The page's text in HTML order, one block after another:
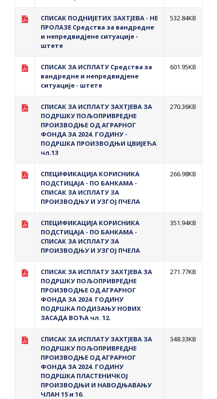
СПИСАК ПОДНИЈЕТИХ ЗАХТЈЕВА - НЕ
ПРОЛАЗЕ Средства за вандредне
и непредвидјене ситуације -
штете
532.84KB
СПИСАК ЗА ИСПЛАТУ Средства за
вандредне и непредвидјене
ситуације - штете
601.95KB
СПИСАК ЗА ИСПЛAТУ ЗАХТЈЕВА ЗА
ПОДРШКУ ПОЉОПРИВРЕДНЕ
ПРОИЗВОДЊЕ ОД АГРАРНОГ
ФОНДА ЗА 2024. ГОДИНУ -
ПОДРШКА ПРОИЗВОДЊИ ЦВИЈЕЋА
чл.13
270.36KB
СПЕЦИФИКАЦИЈА КОРИСНИКА
ПОДСТИЦАЈА - ПО БАНКАМА -
СПИСАК ЗА ИСПЛАТУ ЗА
ПРОИЗВОДЊУ И УЗГОЈ ПЧЕЛА
266.98KB
СПЕЦИФИКАЦИЈА КОРИСНИКА
ПОДСТИЦАЈА - ПО БАНКАМА -
СПИСАК ЗА ИСПЛАТУ ЗА
ПРОИЗВОДЊУ И УЗГОЈ ПЧЕЛА
351.94KB
СПИСАК ЗА ИСПЛАТУ ЗАХТЈЕВА ЗА
ПОДРШКУ ПОЉОПРИВРЕДНЕ
ПРОИЗВОДЊЕ ОД АГРАРНОГ
ФОНДА ЗА 2024. ГОДИНУ
ПОДРШКА ПОДИЗАЊУ НОВИХ
ЗАСАДА ВОЋА чл. 12.
271.77KB
СПИСАК ЗА ИСПЛАТУ ЗАХТЈЕВА ЗА
ПОДРШКУ ПОЉОПРИВРЕДНЕ
ПРОИЗВОДЊЕ ОД АГРАРНОГ
ФОНДА ЗА 2024. ГОДИНУ
ПОДРШКА ПЛАСТЕНИЧКОЈ
ПРОИЗВОДЊИ И НАВОДЊАВАЊУ
ЧЛАН 15 и 16.
348.33KB